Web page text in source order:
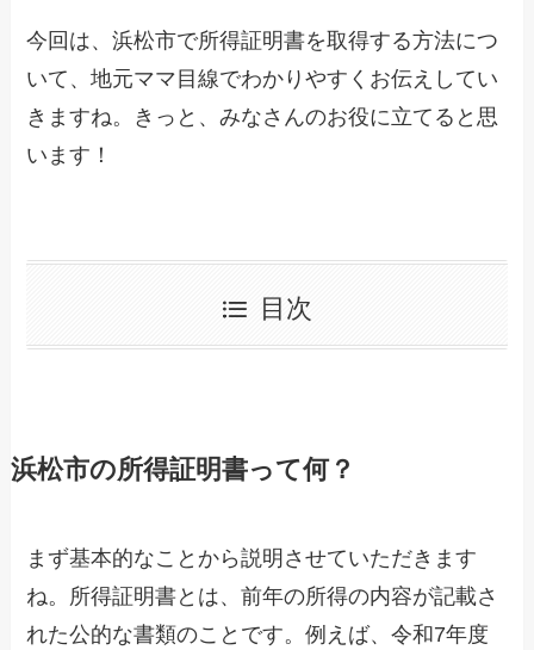
今回は、浜松市で所得証明書を取得する方法につ
いて、地元ママ目線でわかりやすくお伝えしてい
きますね。きっと、みなさんのお役に立てると思
います！
目次
浜松市の所得証明書って何？
まず基本的なことから説明させていただきます
ね。所得証明書とは、前年の所得の内容が記載さ
れた公的な書類のことです。例えば、令和7年度